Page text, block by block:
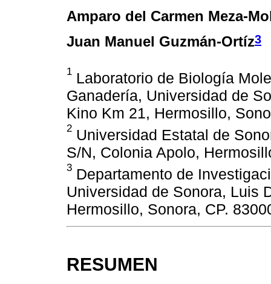
Amparo del Carmen Meza-
Juan Manuel Guzmán-Ortíz3
1 Laboratorio de Biología
Ganadería, Universidad de
Kino Km 21, Hermosillo,
2 Universidad Estatal de
S/N, Colonia Apolo,
3 Departamento de
Universidad de Sonora, Luis
Hermosillo, Sonora, CP.
RESUMEN